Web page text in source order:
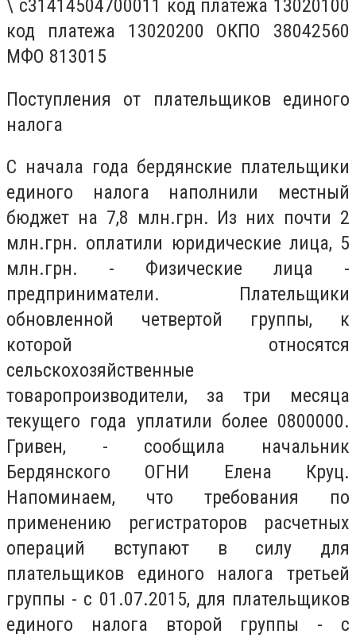
\ с31414504700011 код платежа 13020100
код платежа 13020200 ОКПО 38042560
МФО 813015
Поступления от плательщиков единого
налога
С начала года бердянские плательщики
единого налога наполнили местный
бюджет на 7,8 млн.грн. Из них почти 2
млн.грн. оплатили юридические лица, 5
млн.грн. - Физические лица -
предприниматели. Плательщики
обновленной четвертой группы, к
которой относятся
сельскохозяйственные
товаропроизводители, за три месяца
текущего года уплатили более 0800000.
Гривен, - сообщила начальник
Бердянского ОГНИ Елена Круц.
Напоминаем, что требования по
применению регистраторов расчетных
операций вступают в силу для
плательщиков единого налога третьей
группы - с 01.07.2015, для плательщиков
единого налога второй группы - с